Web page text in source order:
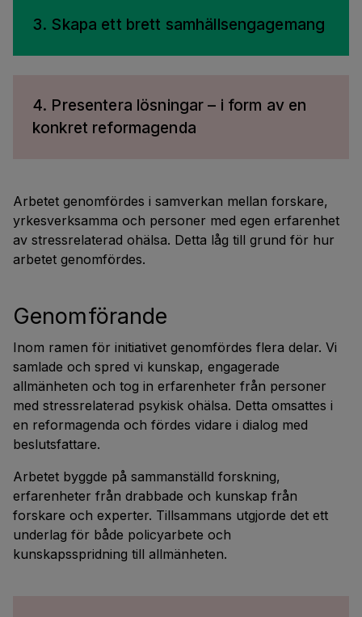
3. Skapa ett brett samhällsengagemang
4. Presentera lösningar – i form av en
konkret reformagenda
Arbetet genomfördes i samverkan mellan forskare,
yrkesverksamma och personer med egen erfarenhet
av stressrelaterad ohälsa. Detta låg till grund för hur
arbetet genomfördes.
Genomförande
Inom ramen för initiativet genomfördes flera delar. Vi
samlade och spred vi kunskap, engagerade
allmänheten och tog in erfarenheter från personer
med stressrelaterad psykisk ohälsa. Detta omsattes i
en reformagenda och fördes vidare i dialog med
beslutsfattare.
Arbetet byggde på sammanställd forskning,
erfarenheter från drabbade och kunskap från
forskare och experter. Tillsammans utgjorde det ett
underlag för både policyarbete och
kunskapsspridning till allmänheten.